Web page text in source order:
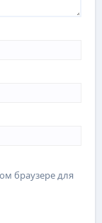
браузере для